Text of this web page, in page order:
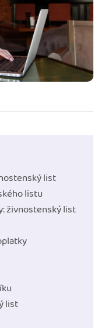
list
listu
živnostenský list
list